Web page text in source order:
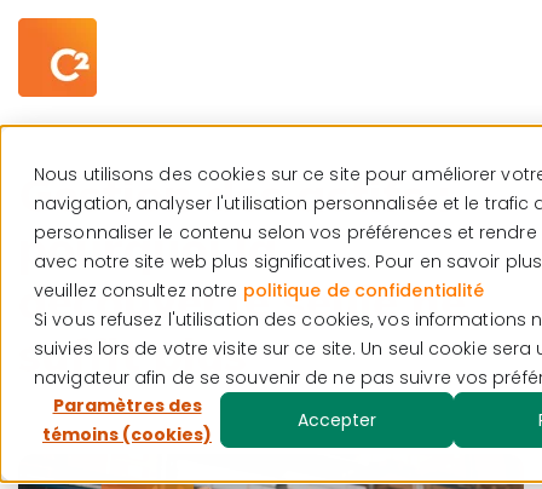
Nous utilisons des cookies sur ce site pour améliorer
navigation, analyser l'utilisation personnalisée et le trafic
personnaliser le contenu selon vos préférences et
avec notre site web plus significatives. Pour en savoir
veuillez consultez notre politique de confidentialité
Si vous refusez l'utilisation des cookies, vos informations
suivies lors de votre visite sur ce site. Un seul cookie sera
navigateur afin de se souvenir de ne pas suivre vos
Paramètres des
témoins (cookies)
Accepter
Centre de ressources
Français
Gestion des actifs :
pourquoi la
découverte seule ne
suffit plus